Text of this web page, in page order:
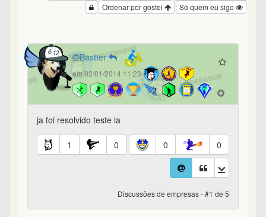
Só quem eu sigo
Ordenar por gostei
Bastter
em 02/01/2014 11:23
ja foi resolvido teste la
1 0 0 0
Discussões de empresas - #1 de 5